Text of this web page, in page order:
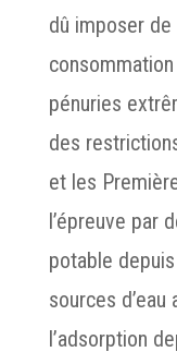
dû imposer
pénuries
des
et les
l’épreuve par
potable
sources
l’adsorption